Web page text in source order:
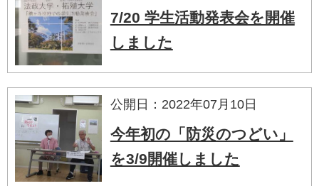
7/20 学生活動発表会を開催
しました
公開日：2022年07月10日
今年初の「防災のつどい」
を3/9開催しました